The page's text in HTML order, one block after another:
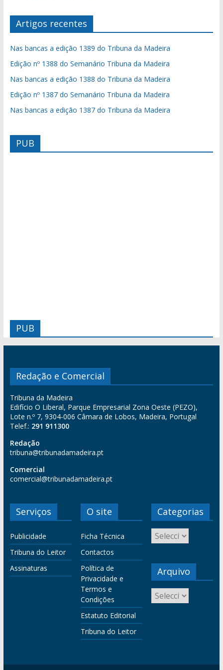
Artigos recentes
Nas bancas a edição 1389 do Tribuna da Madeira
Edição nº 1388 do Semanário Tribuna da Madeira
Nas bancas a edição 1388 do Tribuna da Madeira
Edição nº 1387 do Semanário Tribuna da Madeira
Nas bancas a edição 1387 do Tribuna da Madeira
PUB
PUB
Redação e Comercial
Tribuna da Madeira
Edifício O Liberal, Parque Empresarial Zona Oeste (PEZO),
Lote n.º 7, 9304-006 Câmara de Lobos, Madeira, Portugal
Telef.: 291 911300
Redação
tribuna@tribunadamadeira.pt
Comercial
comercial@tribunadamadeira.pt
Serviços
Publicidade
Tribuna do Leitor
Assinaturas
O site
Ficha Técnica
Contactos
Política de
Privacidade e
Termos e
Condições
Estatuto Editorial
Tribuna do Leitor
Categorias
Arquivo